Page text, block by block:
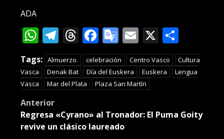
ADA
WhatsApp
Telegram
Threads
Facebook
Google
Translate
Email
X
Tags: Almuerzo. celebración Centro Vasco
Cultura
Vasca
Denak Bat Día del Euskera Euskera
Lengua
Vasca
Mar del Plata Plaza San Martín
Post
navigation
Anterior
Regresa «Cyrano» al Tronador: El Puma Goity
revive un clásico laureado